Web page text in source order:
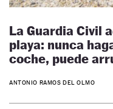
La Guardia Civil
playa: nunca
coche, puede
ANTONIO RAMOS DEL OLMO